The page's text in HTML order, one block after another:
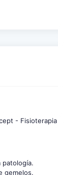
-
patología.
gemelos.